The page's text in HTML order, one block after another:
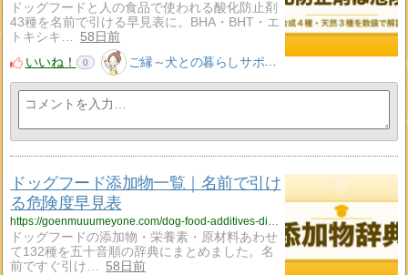
ドッグフードと人の食品で使われる酸化防止剤
43種を名前で引ける早見表に。BHA・BHT・エ
トキシキ…
58日前
いいね！
0 ご縁～犬との暮らしサポート～
ドッグフード添加物一覧｜名前で引け
る危険度早見表
https://goenmuuumeyone.com/dog-food-additives-dictionary/
ドッグフードの添加物・栄養素・原材料あわせ
て132種を五十音順の辞典にまとめました。名
前ですぐ引け…
58日前